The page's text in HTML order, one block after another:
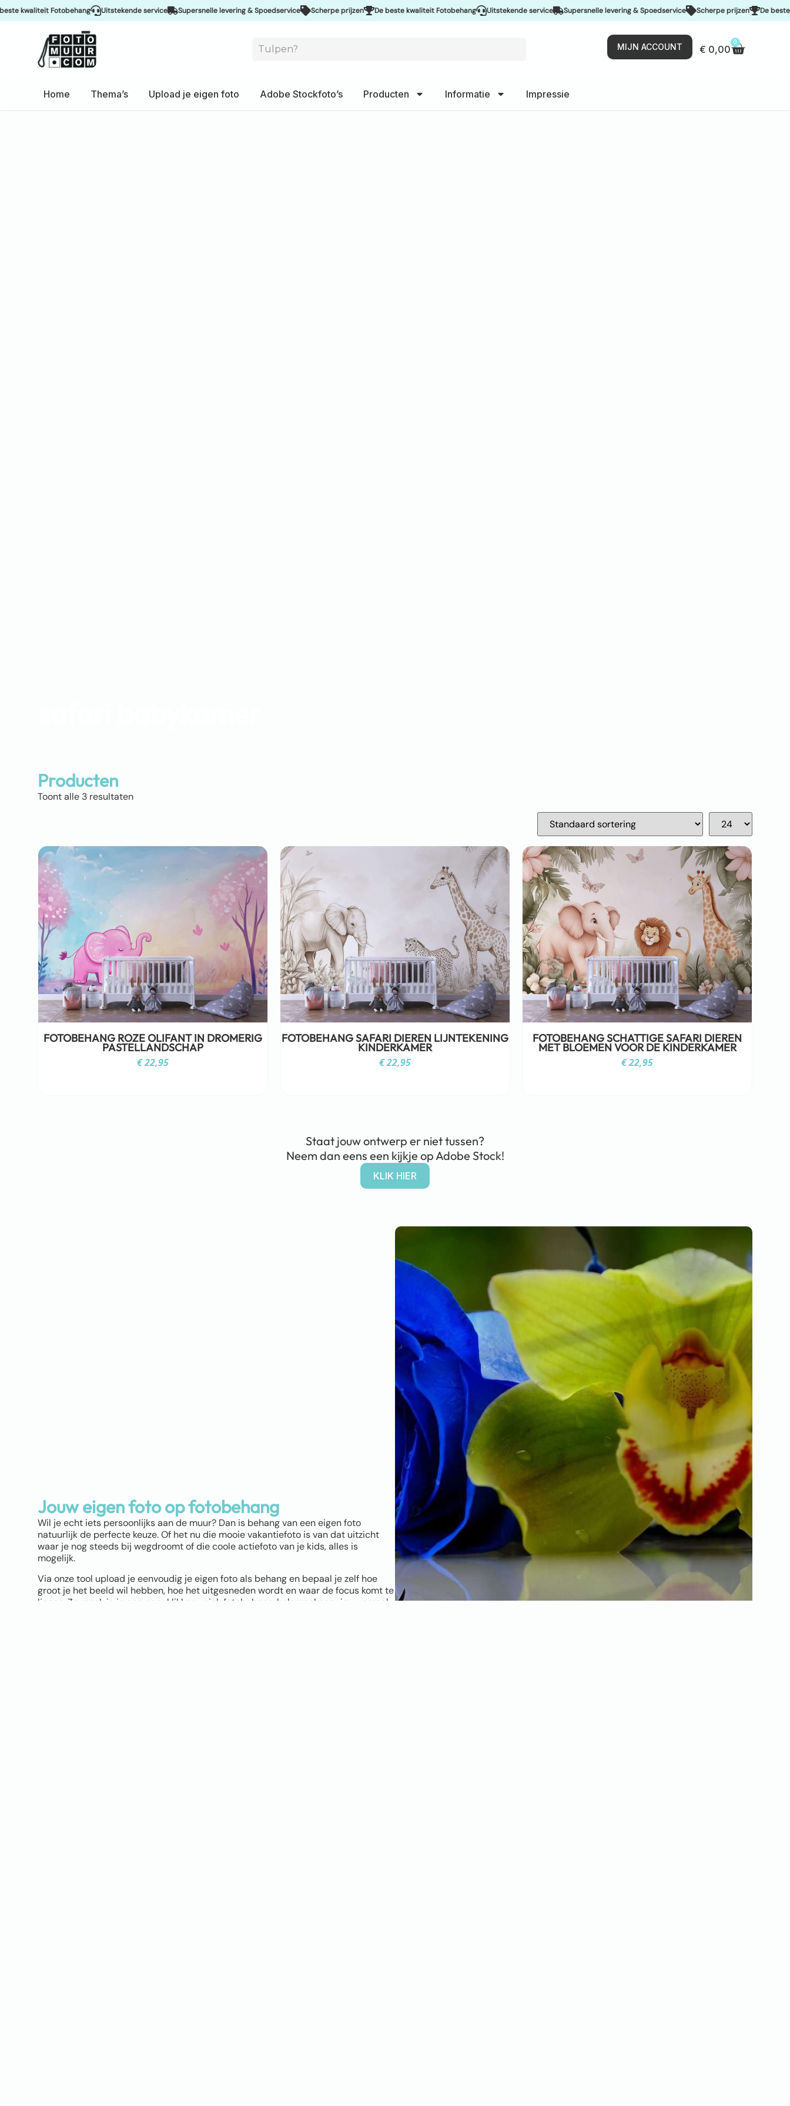
Fotobehang Uitstekende service Supersnelle levering & Spoedservice Scherpe prijzen De beste kwaliteit Fotobehang Uitstekende service Supersnelle levering & Spoedservice Scherpe prijzen De beste kwaliteit
MIJN ACCOUNT € 0,00
0
Home Thema’s Upload je eigen foto Adobe Stockfoto’s Producten Informatie Impressie
Producten
Toont alle 3 resultaten
FOTOBEHANG ROZE OLIFANT IN DROMERIG
PASTELLANDSCHAP
€22,95
FOTOBEHANG SAFARI DIEREN LIJNTEKENING
KINDERKAMER
€22,95
FOTOBEHANG SCHATTIGE SAFARI DIEREN
MET BLOEMEN VOOR DE KINDERKAMER
€22,95
Staat jouw ontwerp er niet tussen?
Neem dan eens een kijkje op Adobe Stock!
KLIK HIER
Jouw eigen foto op fotobehang
Wil je echt iets persoonlijks aan de muur? Dan is behang van een eigen foto
natuurlijk de perfecte keuze. Of het nu die mooie vakantiefoto is van dat uitzicht
waar je nog steeds bij wegdroomt of die coole actiefoto van je kids, alles is
mogelijk.
Via onze tool upload je eenvoudig je eigen foto als behang en bepaal je zelf hoe
groot je het beeld wil hebben, hoe het uitgesneden wordt en waar de focus komt te
liggen. Zo maak je in een paar klikken uniek fotobehang, helemaal naar jouw smaak.